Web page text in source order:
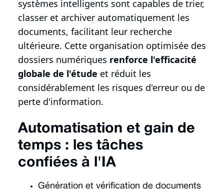
systèmes intelligents sont capables de trier,
classer et archiver automatiquement les
documents, facilitant leur recherche
ultérieure. Cette organisation optimisée des
dossiers numériques renforce l'efficacité
globale de l'étude et réduit les
considérablement les risques d'erreur ou de
perte d'information.
Automatisation et gain de
temps : les tâches
confiées à l'IA
Génération et vérification de documents